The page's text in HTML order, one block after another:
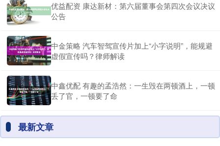
优益配资 康达新材：第六届董事会第四次会议决议
公告
中金策略 汽车智驾宣传片加上“小字说明”，能规避
虚假宣传吗？律师解读
中鑫优配 有趣的孟浩然：一生毁在两顿酒上，一顿
丢了官，一顿要了命
最新文章